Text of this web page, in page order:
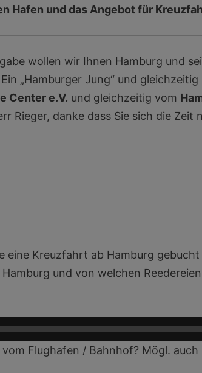
Hafen und das Angebot für
wollen wir Ihnen Hamburg und
„Hamburger Jung“ und
Center e.V. und gleichzeitig vom
Rieger, danke dass Sie sich die Zeit
eine Kreuzfahrt ab Hamburg
und von welchen
Flughafen / Bahnhof? Mögl.